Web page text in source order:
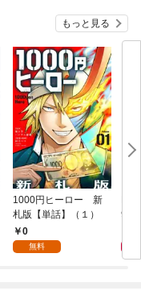
もっと見る
1000円ヒーロー 新
札版【単話】（１）
0
無料
9.5